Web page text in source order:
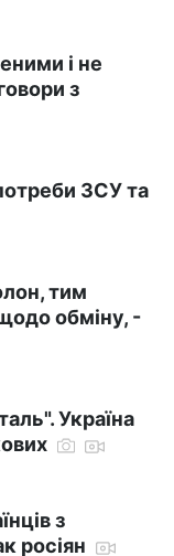
і не
з
ЗСУ та
тим
обміну, -
Україна
з
росіян